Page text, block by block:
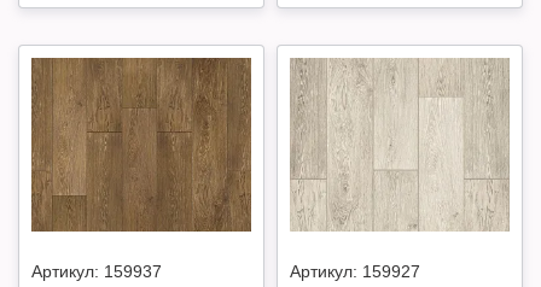
Артикул: 159937 Артикул: 159927